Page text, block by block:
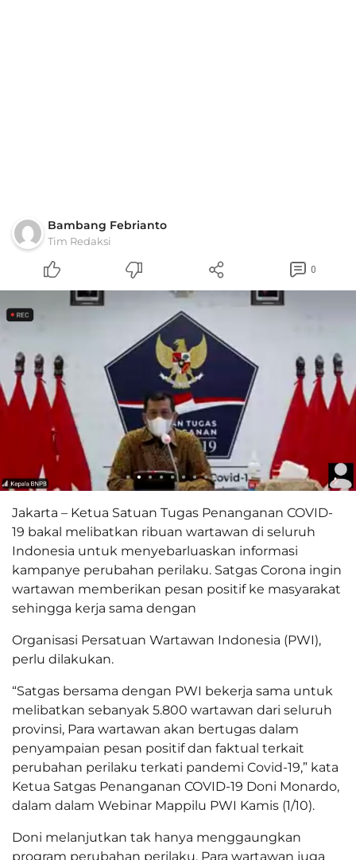
Bambang Febrianto
Tim Redaksi
0
Jakarta – Ketua Satuan Tugas Penanganan COVID-
19 bakal melibatkan ribuan wartawan di seluruh
Indonesia untuk menyebarluaskan informasi
kampanye perubahan perilaku. Satgas Corona ingin
wartawan memberikan pesan positif ke masyarakat
sehingga kerja sama dengan
Organisasi Persatuan Wartawan Indonesia (PWI),
perlu dilakukan.
“Satgas bersama dengan PWI bekerja sama untuk
melibatkan sebanyak 5.800 wartawan dari seluruh
provinsi, Para wartawan akan bertugas dalam
penyampaian pesan positif dan faktual terkait
perubahan perilaku terkati pandemi Covid-19,” kata
Ketua Satgas Penanganan COVID-19 Doni Monardo,
dalam dalam Webinar Mappilu PWI Kamis (1/10).
Doni melanjutkan tak hanya menggaungkan
program perubahan perilaku. Para wartawan juga